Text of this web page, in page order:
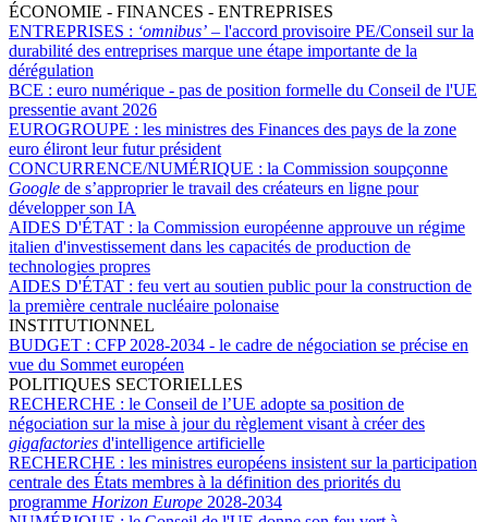
ÉCONOMIE - FINANCES - ENTREPRISES
ENTREPRISES : ‘omnibus’ – l'accord provisoire PE/Conseil sur la
durabilité des entreprises marque une étape importante de la
dérégulation
BCE : euro numérique - pas de position formelle du Conseil de l'UE
pressentie avant 2026
EUROGROUPE : les ministres des Finances des pays de la zone
euro éliront leur futur président
CONCURRENCE/NUMÉRIQUE : la Commission soupçonne
Google de s’approprier le travail des créateurs en ligne pour
développer son IA
AIDES D'ÉTAT : la Commission européenne approuve un régime
italien d'investissement dans les capacités de production de
technologies propres
AIDES D'ÉTAT : feu vert au soutien public pour la construction de
la première centrale nucléaire polonaise
INSTITUTIONNEL
BUDGET : CFP 2028-2034 - le cadre de négociation se précise en
vue du Sommet européen
POLITIQUES SECTORIELLES
RECHERCHE : le Conseil de l’UE adopte sa position de
négociation sur la mise à jour du règlement visant à créer des
gigafactories d'intelligence artificielle
RECHERCHE : les ministres européens insistent sur la participation
centrale des États membres à la définition des priorités du
programme Horizon Europe 2028-2034